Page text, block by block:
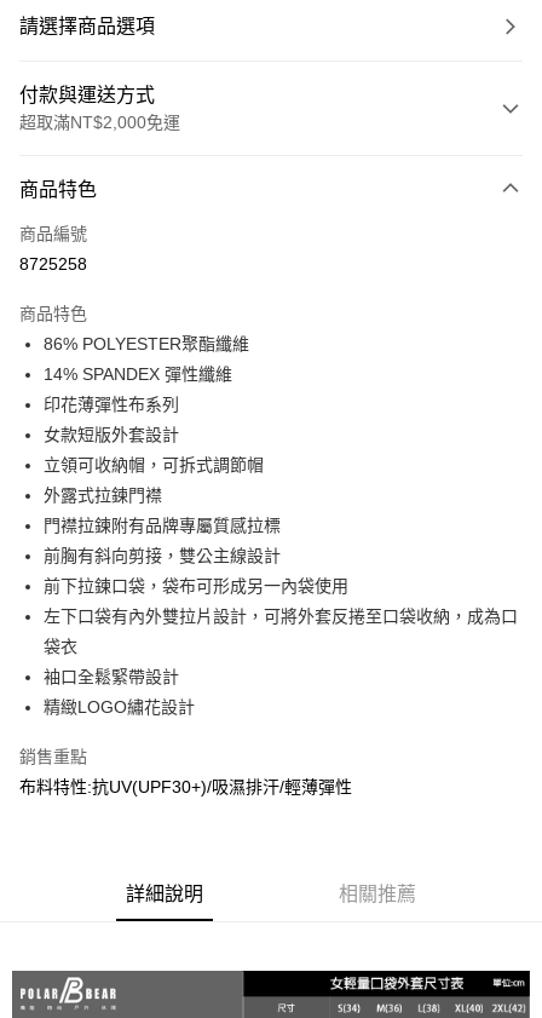
請選擇商品選項
付款與運送方式
超取滿NT$2,000免運
信用卡一次付款
信用卡分期付款
合作金庫商業銀行
華南商業銀行
上海商業儲蓄銀行
國泰世華商業銀行
臺灣中小企業銀行
匯豐（台灣）商業銀行
聯邦商業銀行
元大商業銀行
玉山商業銀行
台新國際商業銀行
台灣樂天信用卡公司
LINE Pay
Apple Pay
街口支付
AFTEE先享後付
相關說明
【關於「AFTEE先享後付」】
AFTEE先享後付是「在收到商品之後才付款」的支付方式。 讓您購物簡單
便利好安心！
１．簡單：不需註冊會員、不需綁卡、不需儲值。
２．便利：只要手機號碼，簡訊認證，即可結帳。
【「AFTEE先享後付」結帳流程】
１．於結帳方式選擇「AFTEE先享後付」後，將跳轉至「AFTEE先享後付」
※ 請注意：結帳手續完成當下不需立刻繳費，但若您需要取消訂單，請聯絡
購買商品的店家。未經商家同意取消之訂單仍視為有效，需透過AFTEE先享
是否繳費成功／繳費後需取消欲退款等相關疑問，請聯繫「AFTEE先享後付
客戶支援中心」
https://netprotections.freshdesk.com/support/home
運送方式
全家取貨付款
每筆NT$60，滿NT$2,000(含以上)免運費
7-11取貨付款
每筆NT$60，滿NT$2,000(含以上)免運費
商品特色
商品編號
8725258
商品特色
86% POLYESTER聚酯纖維
14% SPANDEX 彈性纖維
印花薄彈性布系列
女款短版外套設計
立領可收納帽，可拆式調節帽
外露式拉鍊門襟
門襟拉鍊附有品牌專屬質感拉標
前胸有斜向剪接，雙公主線設計
前下拉鍊口袋，袋布可形成另一內袋使用
左下口袋有內外雙拉片設計，可將外套反捲至口袋收納，成為口
袋衣
袖口全鬆緊帶設計
精緻LOGO繡花設計
銷售重點
布料特性:抗UV(UPF30+)/吸濕排汗/輕薄彈性
詳細說明 相關推薦